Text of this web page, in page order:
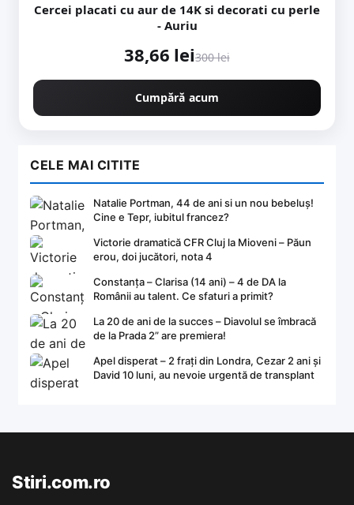
Cercei placati cu aur de 14K si decorati cu perle
- Auriu
38,66 lei300 lei
Cumpără acum
CELE MAI CITITE
Natalie Portman, 44 de ani si un nou bebeluș!
Cine e Tepr, iubitul francez?
Victorie dramatică CFR Cluj la Mioveni – Păun
erou, doi jucători, nota 4
Constanța – Clarisa (14 ani) – 4 de DA la
Românii au talent. Ce sfaturi a primit?
La 20 de ani de la succes – Diavolul se îmbracă
de la Prada 2” are premiera!
Apel disperat – 2 frați din Londra, Cezar 2 ani și
David 10 luni, au nevoie urgentă de transplant
Stiri.com.ro